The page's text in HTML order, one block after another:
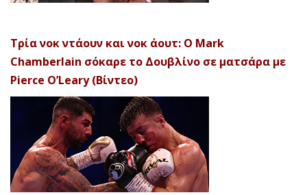
Τρία νοκ ντάουν και νοκ άουτ: Ο Mark
Chamberlain σόκαρε το Δουβλίνο σε ματσάρα με
Pierce O’Leary (Βίντεο)